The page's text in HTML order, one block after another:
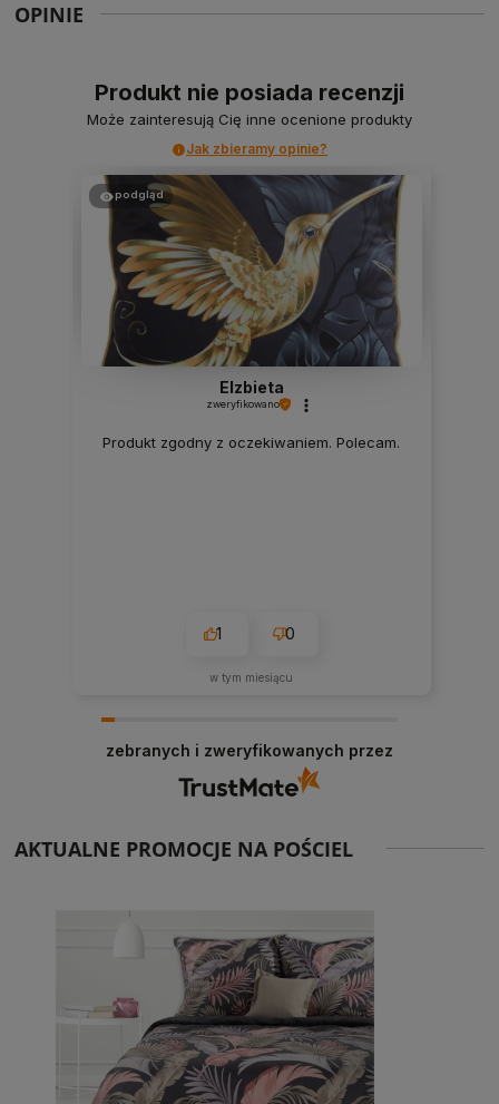
OPINIE
Produkt nie posiada recenzji
Może zainteresują Cię inne ocenione produkty
Jak zbieramy opinie?
podgląd
Elzbieta
zweryfikowano
Produkt zgodny z oczekiwaniem. Polecam.
1 0
w tym miesiącu
zebranych i zweryfikowanych przez
AKTUALNE PROMOCJE NA POŚCIEL